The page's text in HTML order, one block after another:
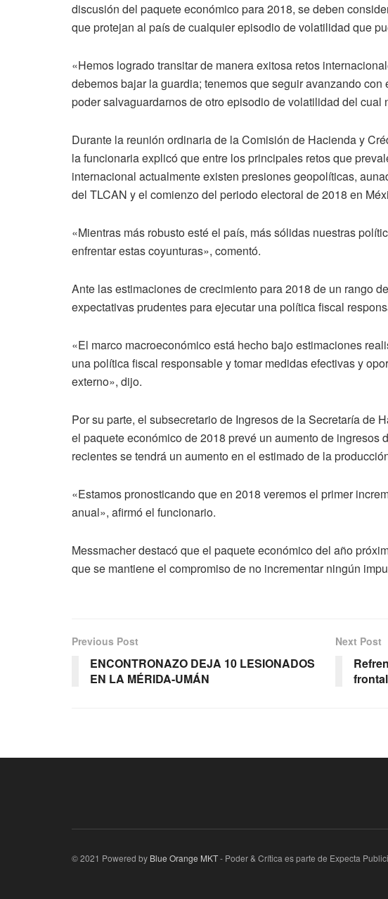
discusión del paquete económico para 2018, se deben
que protejan al país de cualquier episodio de volatilidad que
«Hemos logrado transitar de manera exitosa retos
debemos bajar la guardia; tenemos que seguir avanzando
poder salvaguardarnos de otro episodio de volatilidad del cual
Durante la reunión ordinaria de la Comisión de Hacienda y
la funcionaria explicó que entre los principales retos que
internacional actualmente existen presiones geopolíticas,
del TLCAN y el comienzo del periodo electoral de 2018 en
«Mientras más robusto esté el país, más sólidas nuestras
enfrentar estas coyunturas», comentó.
Ante las estimaciones de crecimiento para 2018 de un rango
expectativas prudentes para ejecutar una política fiscal
«El marco macroeconómico está hecho bajo estimaciones
una política fiscal responsable y tomar medidas efectivas y
externo», dijo.
Por su parte, el subsecretario de Ingresos de la Secretaría de
el paquete económico de 2018 prevé un aumento de ingresos
recientes se tendrá un aumento en el estimado de la
«Estamos pronosticando que en 2018 veremos el primer
anual», afirmó el funcionario.
Messmacher destacó que el paquete económico del año
que se mantiene el compromiso de no incrementar ningún
Previous Post
ENCONTRONAZO DEJA 10 LESIONADOS
EN LA MÉRIDA-UMÁN
Next Post
© 2021 Powered by Blue Orange MKT- Poder & Crítica es parte de Expecta